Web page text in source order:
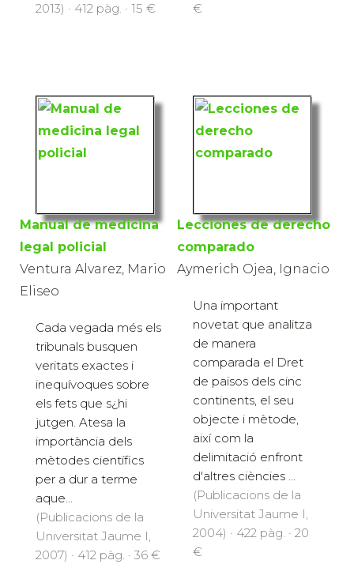
2013) · 412 pàg. · 15 €
€
Manual de medicina
legal policial
Ventura Alvarez, Mario
Eliseo
Cada vegada més els
tribunals busquen
veritats exactes i
inequívoques sobre
els fets que s¿hi
jutgen. Atesa la
importància dels
mètodes científics
per a dur a terme
aque...
(Publicacions de la
Universitat Jaume I,
2007) · 412 pàg. · 36 €
Lecciones de derecho
comparado
Aymerich Ojea, Ignacio
Una important
novetat que analitza
de manera
comparada el Dret
de països dels cinc
continents, el seu
objecte i mètode,
així com la
delimitació enfront
d'altres ciències ...
(Publicacions de la
Universitat Jaume I,
2004) · 422 pàg. · 20
€